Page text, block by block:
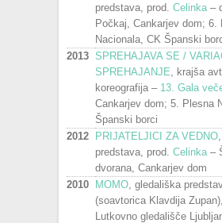
predstava, prod. Celinka –
Počkaj, Cankarjev dom; 6.
Nacionala, CK Španski
2013 SPREHAJAVA SE /
SPREHAJANJE , krajša
koreografija – 13. Gala
Cankarjev dom; 5. Plesna
Španski borci
2012 PRIJATELJICI ZA VEDNO
predstava, prod. Celinka –
dvorana, Cankarjev dom
2010 MOMO , gledališka
(soavtorica Klavdija
Lutkovno gledališče